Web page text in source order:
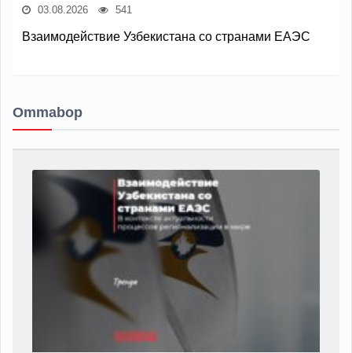
03.08.2026 541
Взаимодействие Узбекистана со странами ЕАЭС
Ommabop